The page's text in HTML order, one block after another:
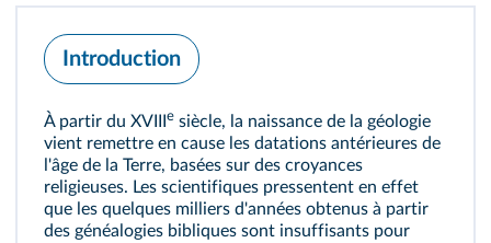
Introduction
À partir du XVIII e siècle, la naissance de la géologie
vient remettre en cause les datations antérieures de
l'âge de la Terre, basées sur des croyances
religieuses. Les scientifiques pressentent en effet
que les quelques milliers d'années obtenus à partir
des généalogies bibliques sont insuffisants pour